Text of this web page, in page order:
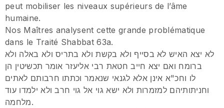
peut mobiliser les niveaux supérieurs de l’âme
humaine.
Nos Maîtres analysent cette grande problématique
dans le Traité Shabbat 63a.
לא יצא האיש לא בסייף ולא בקשת ולא בתריס ולא באלה ולא
ברומח ואם יצא חייב חטאת רבי אליעזר אומר תכשיטין הן
לו וחכ"א אינן אלא לגנאי שנאמר וכתתו חרבותם לאתים
וחניתותיהם למזמרות ולא ישא גוי אל גוי חרב ולא ילמדו עוד
מלחמה.